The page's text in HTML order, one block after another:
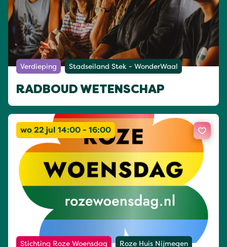
Verdieping Stadseiland Stek - WonderWaal
RADBOUD WETENSCHAP
wo 22 jul 14:00 - 16:00
Stichting Roze Woensdag Roze Huis Nijmegen